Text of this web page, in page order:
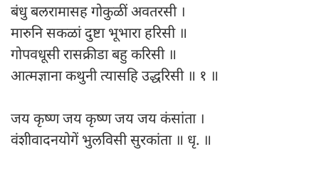
बंधु बलरामासह गोकुळीं अवतरसी ।
मारुनि सकळां दुष्टा भूभारा हरिसी ॥
गोपवधूसी रासक्रीडा बहु करिसी ॥
आत्मज्ञाना कथुनी त्यासहि उद्धरिसी ॥ १ ॥
जय कृष्ण जय कृष्ण जय जय कंसांता ।
वंशीवादनयोगें भुलविसी सुरकांता ॥ धृ. ॥